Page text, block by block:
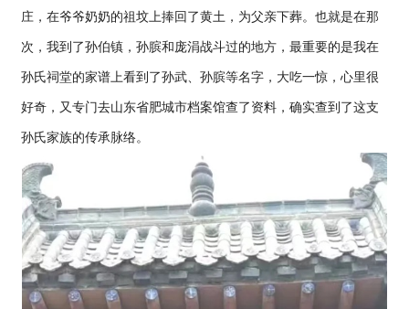
庄，在爷爷奶奶的祖坟上捧回了黄土，为父亲下葬。也就是在那
次，我到了孙伯镇，孙膑和庞涓战斗过的地方，最重要的是我在
孙氏祠堂的家谱上看到了孙武、孙膑等名字，大吃一惊，心里很
好奇，又专门去山东省肥城市档案馆查了资料，确实查到了这支
孙氏家族的传承脉络。